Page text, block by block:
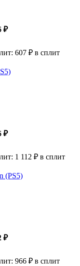
₽
607 ₽ в сплит
₽
1 112 ₽ в сплит
(PS5)
₽
966 ₽ в сплит